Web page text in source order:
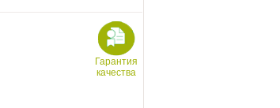
Гарантия
качества